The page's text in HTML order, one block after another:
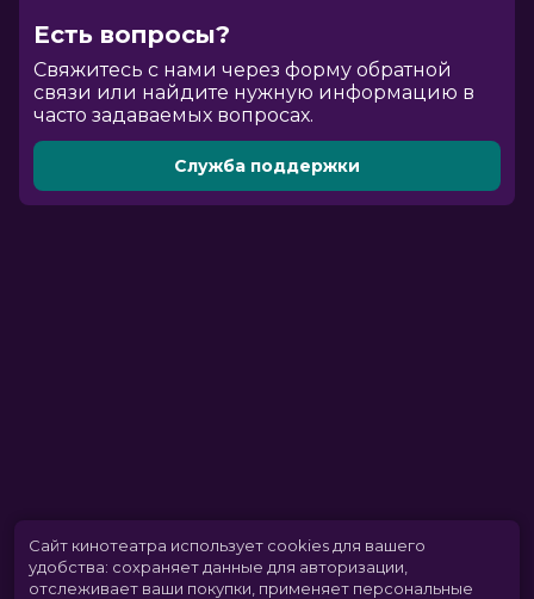
Есть вопросы?
Cвяжитесь с нами через форму обратной
связи или найдите нужную информацию в
часто задаваемых вопросах.
Служба поддержки
Сайт кинотеатра использует cookies для вашего
удобства: сохраняет данные для авторизации,
отслеживает ваши покупки, применяет персональные